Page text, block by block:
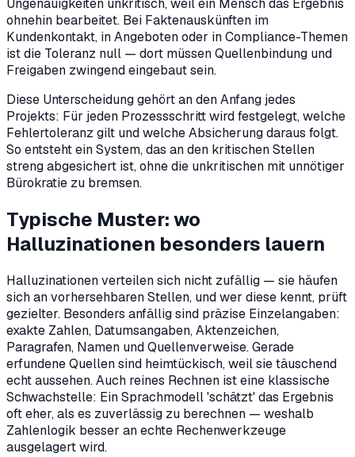
Ungenauigkeiten unkritisch, weil ein Mensch das Ergebnis
ohnehin bearbeitet. Bei Faktenauskünften im
Kundenkontakt, in Angeboten oder in Compliance-Themen
ist die Toleranz null — dort müssen Quellenbindung und
Freigaben zwingend eingebaut sein.
Diese Unterscheidung gehört an den Anfang jedes
Projekts: Für jeden Prozessschritt wird festgelegt, welche
Fehlertoleranz gilt und welche Absicherung daraus folgt.
So entsteht ein System, das an den kritischen Stellen
streng abgesichert ist, ohne die unkritischen mit unnötiger
Bürokratie zu bremsen.
Typische Muster: wo
Halluzinationen besonders lauern
Halluzinationen verteilen sich nicht zufällig — sie häufen
sich an vorhersehbaren Stellen, und wer diese kennt, prüft
gezielter. Besonders anfällig sind präzise Einzelangaben:
exakte Zahlen, Datumsangaben, Aktenzeichen,
Paragrafen, Namen und Quellenverweise. Gerade
erfundene Quellen sind heimtückisch, weil sie täuschend
echt aussehen. Auch reines Rechnen ist eine klassische
Schwachstelle: Ein Sprachmodell 'schätzt' das Ergebnis
oft eher, als es zuverlässig zu berechnen — weshalb
Zahlenlogik besser an echte Rechenwerkzeuge
ausgelagert wird.